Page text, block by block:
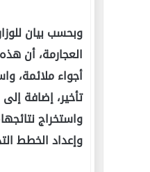
وبحسب بيان
العجارمة، أن
أجواء ملائمة،
تأخير، إضافة
واستخراج
وإعداد الخطط